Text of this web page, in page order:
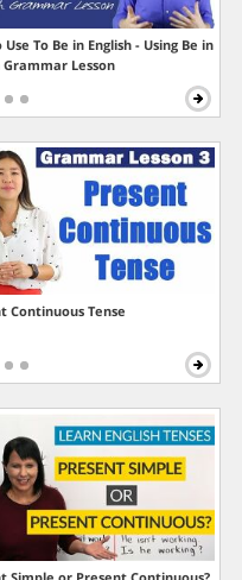
Use To Be in English - Using Be in
Grammar Lesson
Continuous Tense